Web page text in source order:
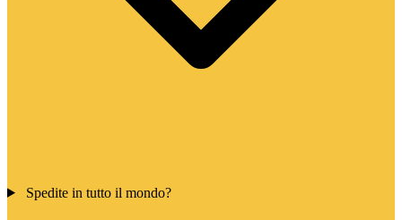
Spedite in tutto il mondo?